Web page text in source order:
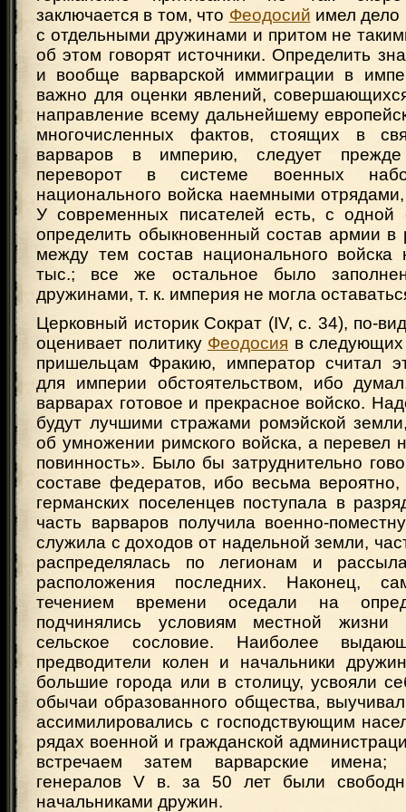
заключается в том, что Феодосий имел
с отдельными дружинами и притом не
об этом говорят источники. Определить
и вообще варварской иммиграции в
важно для оценки явлений,
направление всему дальнейшему
многочисленных фактов, стоящих в
варваров в империю, следует прежде
переворот в системе военных
национального войска наемными
У современных писателей есть, с одной
определить обыкновенный состав армии
между тем состав национального
тыс.; все же остальное было
дружинами, т. к. империя не могла
Церковный историк Сократ (IV, с. 34), по-
оценивает политику Феодосия в
пришельцам Фракию, император считал
для империи обстоятельством, ибо
варварах готовое и прекрасное войско.
будут лучшими стражами ромэйской
об умножении римского войска, а перевел
повинность». Было бы затруднительно
составе федератов, ибо весьма
германских поселенцев поступала в
часть варваров получила военно-
служила с доходов от надельной земли,
распределялась по легионам и
расположения последних. Наконец,
течением времени оседали на
подчинялись условиям местной
сельское сословие. Наиболее
предводители колен и начальники
большие города или в столицу, усвояли
обычаи образованного общества,
ассимилировались с господствующим
рядах военной и гражданской
встречаем затем варварские имена;
генералов V в. за 50 лет были
начальниками дружин.